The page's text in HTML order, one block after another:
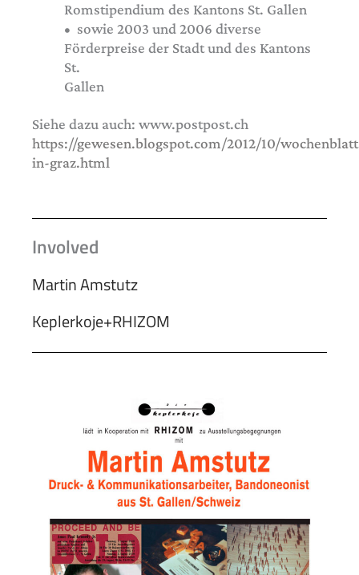
Romstipendium des Kantons St. Gallen
• sowie 2003 und 2006 diverse
Förderpreise der Stadt und des Kantons
St.
Gallen
Siehe dazu auch: www.postpost.ch
https://gewesen.blogspot.com/2012/10/
in-graz.html
Involved
Martin Amstutz
Keplerkoje+RHIZOM